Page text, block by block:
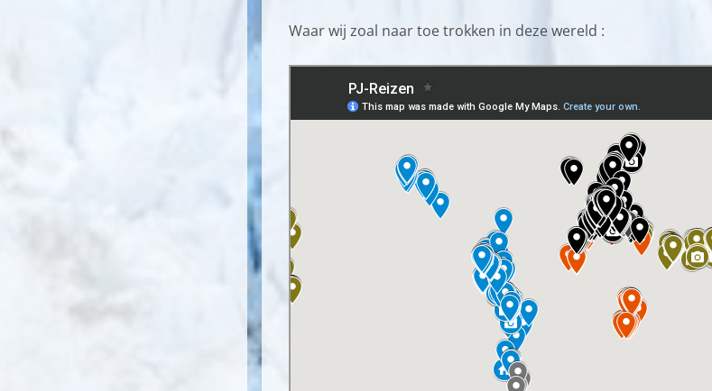
Waar wij zoal naar toe trokken in deze wereld :